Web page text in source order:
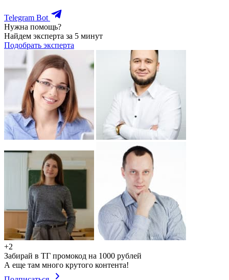
Telegram Bot
Нужна помощь?
Найдем эксперта за 5 минут
Подобрать эксперта
+2
Забирай в ТГ промокод на 1000 рублей
А еще там много крутого контента!